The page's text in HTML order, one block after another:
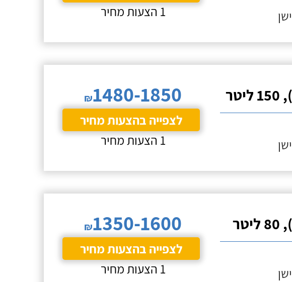
1 הצעות מחיר
₪1480-1850
לצפייה בהצעות מחיר
1 הצעות מחיר
₪1350-1600
לצפייה בהצעות מחיר
1 הצעות מחיר